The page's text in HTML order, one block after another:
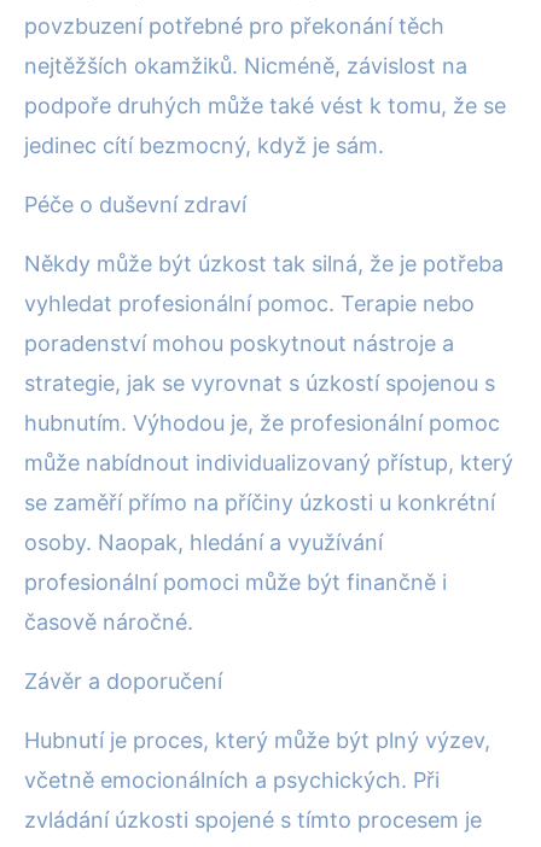
povzbuzení potřebné pro překonání těch
nejtěžších okamžiků. Nicméně, závislost na
podpoře druhých může také vést k tomu, že se
jedinec cítí bezmocný, když je sám.
Péče o duševní zdraví
Někdy může být úzkost tak silná, že je potřeba
vyhledat profesionální pomoc. Terapie nebo
poradenství mohou poskytnout nástroje a
strategie, jak se vyrovnat s úzkostí spojenou s
hubnutím. Výhodou je, že profesionální pomoc
může nabídnout individualizovaný přístup, který
se zaměří přímo na příčiny úzkosti u konkrétní
osoby. Naopak, hledání a využívání
profesionální pomoci může být finančně i
časově náročné.
Závěr a doporučení
Hubnutí je proces, který může být plný výzev,
včetně emocionálních a psychických. Při
zvládání úzkosti spojené s tímto procesem je